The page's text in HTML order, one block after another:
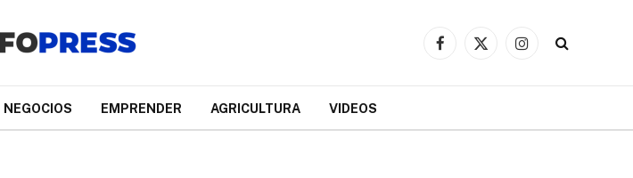
Facebook
X
Instagram
NEGOCIOS EMPRENDER AGRICULTURA VIDEOS